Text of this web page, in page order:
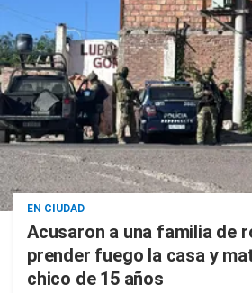
EN CIUDAD
Acusaron a una familia de
prender fuego la casa y
chico de 15 años